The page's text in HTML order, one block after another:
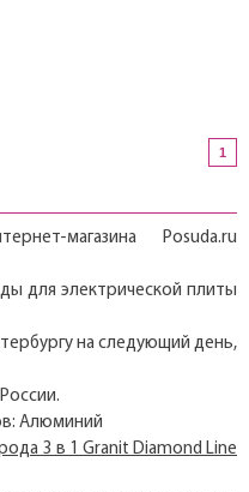
1
магазина Posuda.ru
для электрической плиты
на следующий день,
Алюминий
3 в 1 Granit Diamond Line